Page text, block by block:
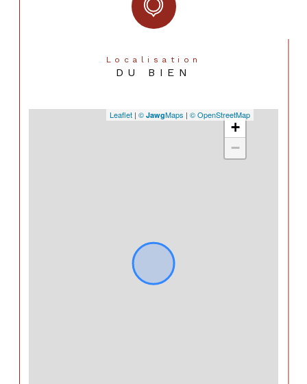
Localisation
DU BIEN
+
−
Leaflet | © JawgMaps | © OpenStreetMap